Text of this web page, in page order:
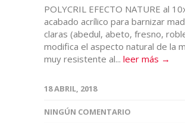
POLYCRIL EFECTO NATURE al
acabado acrílico para barnizar
claras (abedul, abeto, fresno,
modifica el aspecto natural de la
muy resistente al... leer más →
18 ABRIL, 2018
NINGÚN COMENTARIO